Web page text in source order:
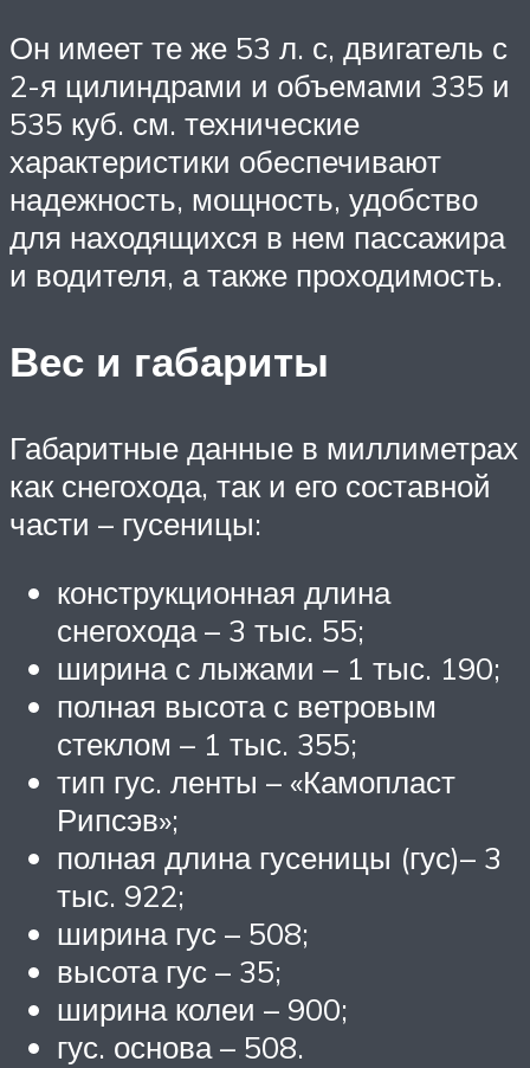
Он имеет те же 53 л. с, двигатель с
2-я цилиндрами и объемами 335 и
535 куб. см. технические
характеристики обеспечивают
надежность, мощность, удобство
для находящихся в нем пассажира
и водителя, а также проходимость.
Вес и габариты
Габаритные данные в миллиметрах
как снегохода, так и его составной
части – гусеницы:
конструкционная длина
снегохода – 3 тыс. 55;
ширина с лыжами – 1 тыс. 190;
полная высота с ветровым
стеклом – 1 тыс. 355;
тип гус. ленты – «Камопласт
Рипсэв»;
полная длина гусеницы (гус)– 3
тыс. 922;
ширина гус – 508;
высота гус – 35;
ширина колеи – 900;
гус. основа – 508.